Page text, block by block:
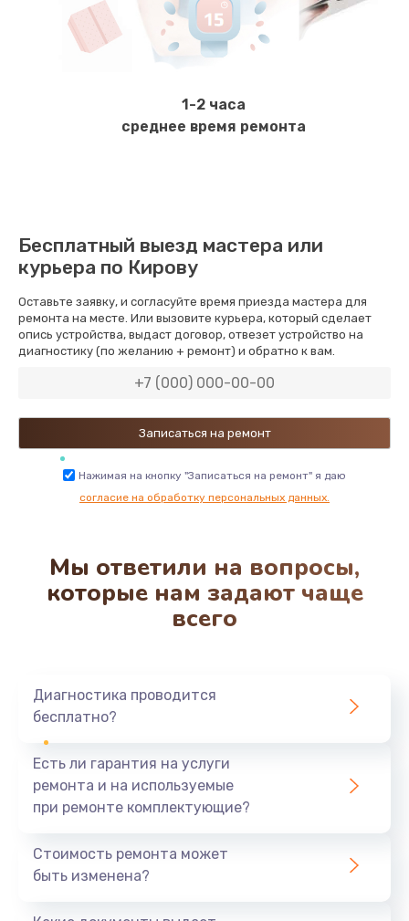
1-2 часа
среднее время ремонта
Бесплатный выезд мастера или
курьера по Кирову
Оставьте заявку, и согласуйте время приезда мастера для
ремонта на месте. Или вызовите курьера, который сделает
опись устройства, выдаст договор, отвезет устройство на
диагностику (по желанию + ремонт) и обратно к вам.
Нажимая на кнопку "Записаться на ремонт" я даю
согласие на обработку персональных данных.
Мы ответили на вопросы,
которые нам задают чаще
всего
Диагностика проводится
бесплатно?
Есть ли гарантия на услуги
ремонта и на используемые
при ремонте комплектующие?
Стоимость ремонта может
быть изменена?